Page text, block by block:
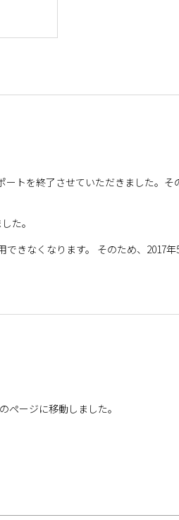
トを終了させていただきました。そ
た。
きなくなります。 そのため、2017
ージに移動しました。